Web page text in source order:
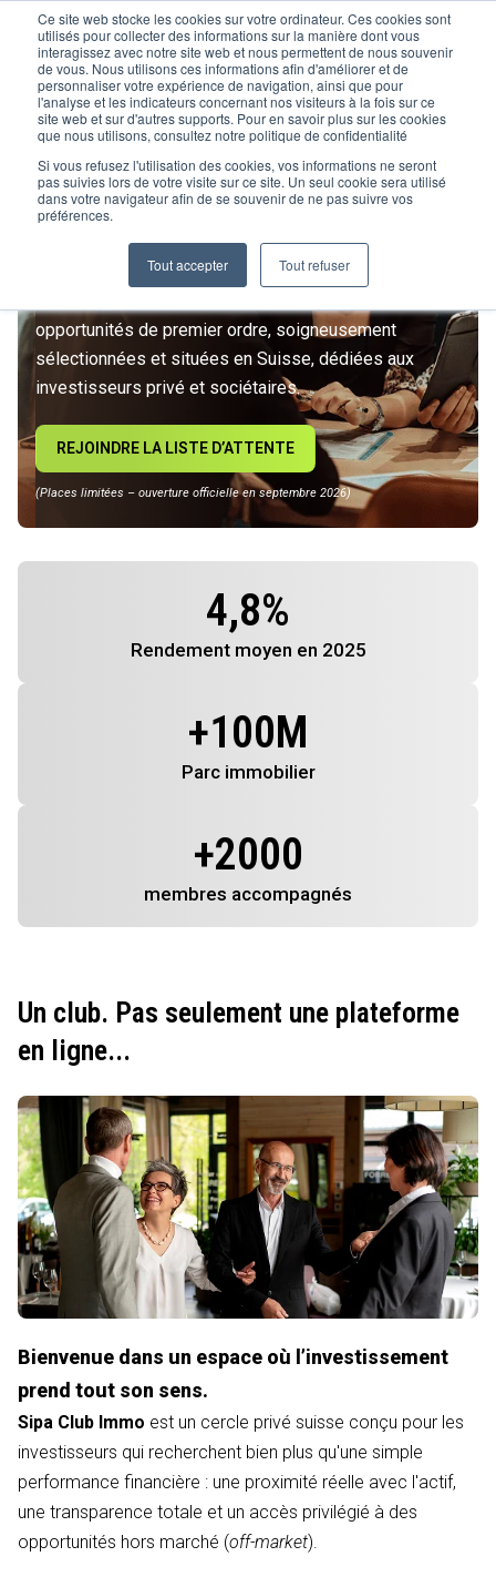
Ce site web stocke les cookies sur votre ordinateur. Ces cookies sont
utilisés pour collecter des informations sur la manière dont vous
interagissez avec notre site web et nous permettent de nous souvenir
de vous. Nous utilisons ces informations afin d'améliorer et de
personnaliser votre expérience de navigation, ainsi que pour
l'analyse et les indicateurs concernant nos visiteurs à la fois sur ce
site web et sur d'autres supports. Pour en savoir plus sur les cookies
que nous utilisons, consultez notre politique de confidentialité
Si vous refusez l'utilisation des cookies, vos informations ne seront
pas suivies lors de votre visite sur ce site. Un seul cookie sera utilisé
dans votre navigateur afin de se souvenir de ne pas suivre vos
préférences.
Tout accepter Tout refuser
L’IMMOBILIER
D’INVESTISSEMENT ENTRE
DANS UNE NOUVELLE ÈRE
Rejoignez le premier club privé d'investissement
opportunités de premier ordre, soigneusement
sélectionnées et situées en Suisse, dédiées aux
investisseurs privé et sociétaires.
REJOINDRE LA LISTE D’ATTENTE
(Places limitées – ouverture officielle en septembre 2026)
4,8%
Rendement moyen en 2025
+100M
Parc immobilier
+2000
membres accompagnés
Un club. Pas seulement une plateforme
en ligne...
Bienvenue dans un espace où l’investissement
prend tout son sens.
Sipa Club Immo est un cercle privé suisse conçu pour les
investisseurs qui recherchent bien plus qu'une simple
performance financière : une proximité réelle avec l'actif,
une transparence totale et un accès privilégié à des
opportunités hors marché (off-market).